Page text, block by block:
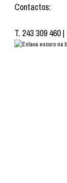
Contactos:
T. 243 309 460 |